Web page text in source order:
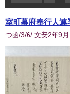
室町幕府奉行人連
つ函/3/6/ 文安2年9月